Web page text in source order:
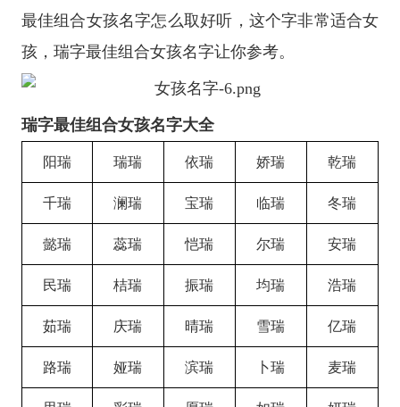
最佳组合女孩名字怎么取好听，这个字非常适合女
孩，瑞字最佳组合女孩名字让你参考。
瑞字最佳组合女孩名字大全
阳瑞 瑞瑞 依瑞 娇瑞 乾瑞
千瑞 澜瑞 宝瑞 临瑞 冬瑞
懿瑞 蕊瑞 恺瑞 尔瑞 安瑞
民瑞 桔瑞 振瑞 均瑞 浩瑞
茹瑞 庆瑞 晴瑞 雪瑞 亿瑞
路瑞 娅瑞 滨瑞 卜瑞 麦瑞